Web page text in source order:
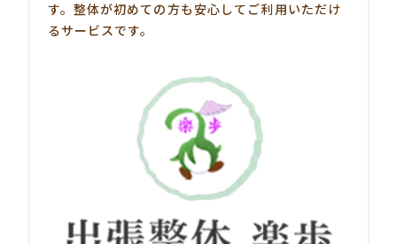
す。整体が初めての方も安心してご利用いただけ
るサービスです。